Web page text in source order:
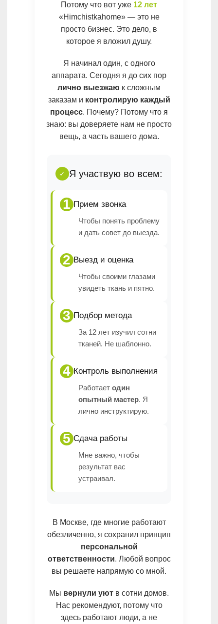
Потому что вот уже 12 лет
«Himchistkahome» — это не
просто бизнес. Это дело, в
которое я вложил душу.
Я начинал один, с одного
аппарата. Сегодня я до сих пор
лично выезжаю к сложным
заказам и контролирую каждый
процесс. Почему? Потому что я
знаю: вы доверяете нам не просто
вещь, а часть вашего дома.
✓ Я участвую во всем:
1 Прием звонка
Чтобы понять проблему
и дать совет до выезда.
2 Выезд и оценка
Чтобы своими глазами
увидеть ткань и пятно.
3 Подбор метода
За 12 лет изучил сотни
тканей. Не шаблонно.
4 Контроль выполнения
Работает один
опытный мастер. Я
лично инструктирую.
5 Сдача работы
Мне важно, чтобы
результат вас
устраивал.
В Москве, где многие работают
обезличенно, я сохранил принцип
персональной
ответственности. Любой вопрос
вы решаете напрямую со мной.
Мы вернули уют в сотни домов.
Нас рекомендуют, потому что
здесь работают люди, а не